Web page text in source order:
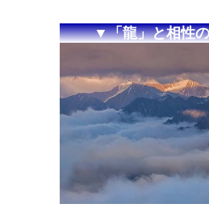
▼「龍」と相性